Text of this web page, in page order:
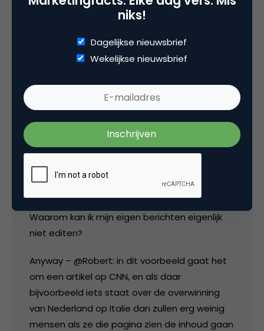
onderdelen van je pagina, dan zou
bovenstaand verhaal dus juist suggereren dat
10 juni 2008 om 11:10
Peter Bonjernoor
Waarom kan ik mijn eigen berichten eigenlijk
niet editen?
Anyway – @Robert: in dit voorbeeld gaat het
om een artikel op CNN, en als daar
bijvoorbeeld iets staat over de overwinning
van Nederland op Italie dan zullen erg weinig
mensen als ze die pagina zien de inhoud gaan
niks!
Dagelijkse nieuwsbrief
Wekelijkse nieuwsbrief